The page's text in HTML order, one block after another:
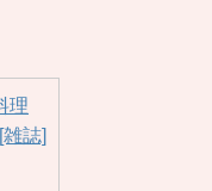
理
誌]